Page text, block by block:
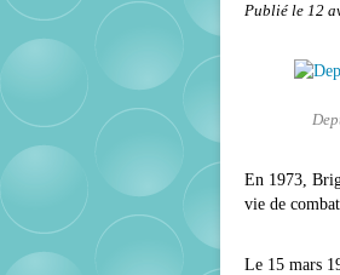
Publié le 12
En 1973,
vie de
Le 15 mars